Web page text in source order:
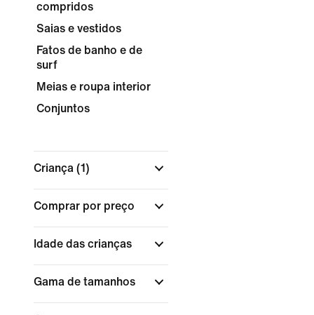
compridos
Saias e vestidos
Fatos de banho e de
surf
Meias e roupa interior
Conjuntos
Criança (1)
Comprar por preço
Idade das crianças
Gama de tamanhos